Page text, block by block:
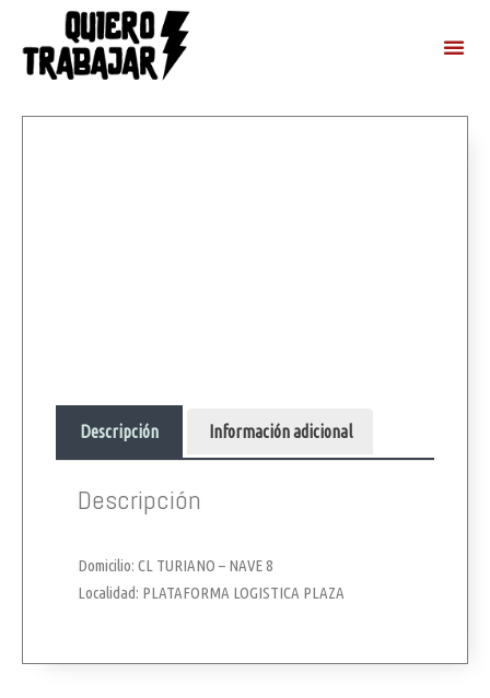
Descripción Información adicional
Descripción
Domicilio: CL TURIANO – NAVE 8
Localidad: PLATAFORMA LOGISTICA PLAZA